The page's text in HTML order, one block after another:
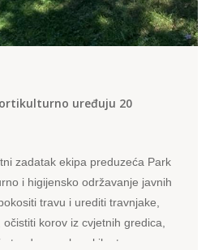
uređuju 20
zadatak ekipa preduzeća Park
i higijensko održavanje javnih
travu i urediti travnjake,
korov iz cvjetnih gredica,
otpad sa parkovskih staza,